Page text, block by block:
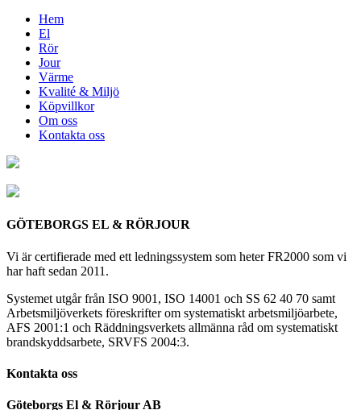
Hem
El
Rör
Jour
Värme
Kvalité & Miljö
Köpvillkor
Om oss
Kontakta oss
GÖTEBORGS EL & RÖRJOUR
Vi är certifierade med ett ledningssystem som heter FR2000 som vi
har haft sedan 2011.
Systemet utgår från ISO 9001, ISO 14001 och SS 62 40 70 samt
Arbetsmiljöverkets föreskrifter om systematiskt arbetsmiljöarbete,
AFS 2001:1 och Räddningsverkets allmänna råd om systematiskt
brandskyddsarbete, SRVFS 2004:3.
Kontakta oss
Göteborgs El & Rörjour AB